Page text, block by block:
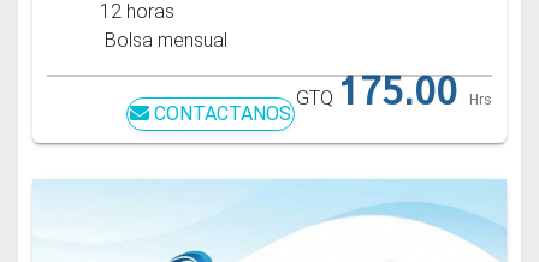
12 horas
Bolsa mensual
GTQ 175.00Hrs
CONTACTANOS